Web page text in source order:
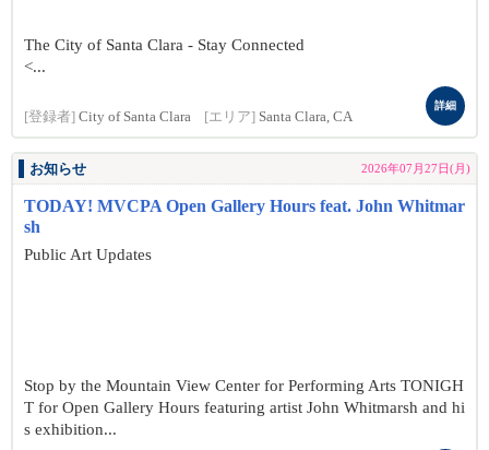
The City of Santa Clara - Stay Connected
<...
[登録者] City of Santa Clara [エリア] Santa Clara, CA
詳細
お知らせ 2026年07月27日(月)
TODAY! MVCPA Open Gallery Hours feat. John Whitmar
sh
Public Art Updates
Stop by the Mountain View Center for Performing Arts TONIGH
T for Open Gallery Hours featuring artist John Whitmarsh and hi
s exhibition...